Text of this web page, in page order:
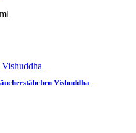
ml
Vishuddha